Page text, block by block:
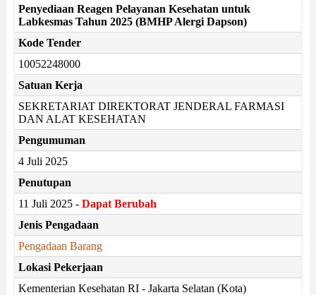
Penyediaan Reagen Pelayanan Kesehatan untuk
Labkesmas Tahun 2025 (BMHP Alergi Dapson)
Kode Tender
10052248000
Satuan Kerja
SEKRETARIAT DIREKTORAT JENDERAL FARMASI
DAN ALAT KESEHATAN
Pengumuman
4 Juli 2025
Penutupan
11 Juli 2025 - Dapat Berubah
Jenis Pengadaan
Pengadaan Barang
Lokasi Pekerjaan
Kementerian Kesehatan RI - Jakarta Selatan (Kota)